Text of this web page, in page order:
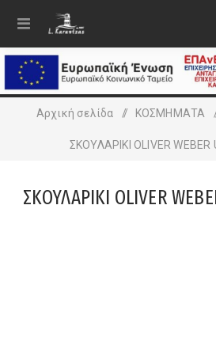
Αρχική σελίδα / ΚΟΣΜΗΜΑΤΑ
ΣΚΟΥΛΑΡΙΚΙ OLIVER
ΣΚΟΥΛΑΡΙΚΙ OLIVER